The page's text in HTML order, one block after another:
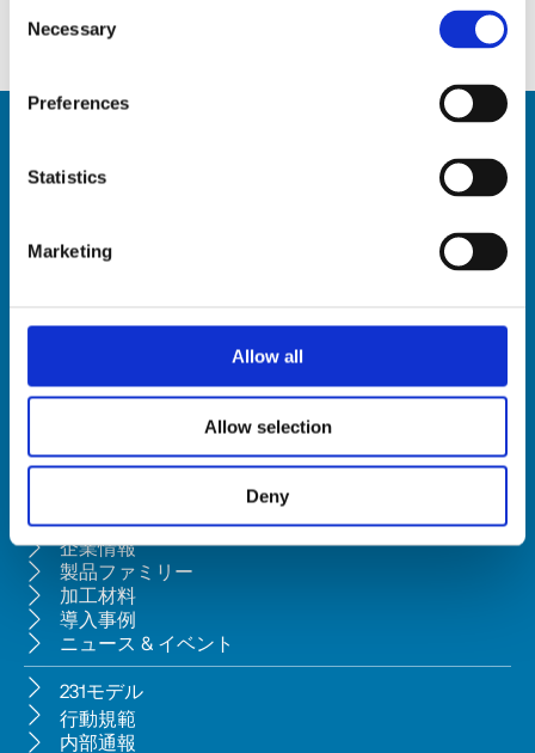
Selection
Necessary
Preferences
Statistics
Marketing
Allow all
Allow selection
Deny
登録上の本社所在地: Via della Meccanica 16, 61122 Pesaro (Italy)
本社所在地: Via Pesaro, 10A, 61012 Gradara (PU) - Italy
Tel. +39 0541/979001 - Fax +39 0541/979050
VAT: IT01376450415 - Tax ID: 02196600965 │
当社は、ペーザロ所在のBi.fin Srl（会社登録番号: 01235440417）によ
る、民法典第2497条の2に基づく経営管理および調整の対象会社で
企業情報
製品ファミリー
加工材料
導入事例
ニュース & イベント
231モデル
行動規範
内部通報